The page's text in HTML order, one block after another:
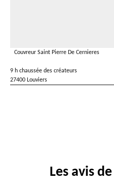
Couvreur Saint Pierre De Cernieres
9 h chaussée des créateurs
27400 Louviers
Les avis